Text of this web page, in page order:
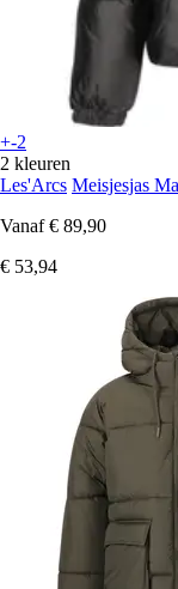
+-2
2 kleuren
Les'Arcs Meisjesjas
Vanaf € 89,90
€ 53,94